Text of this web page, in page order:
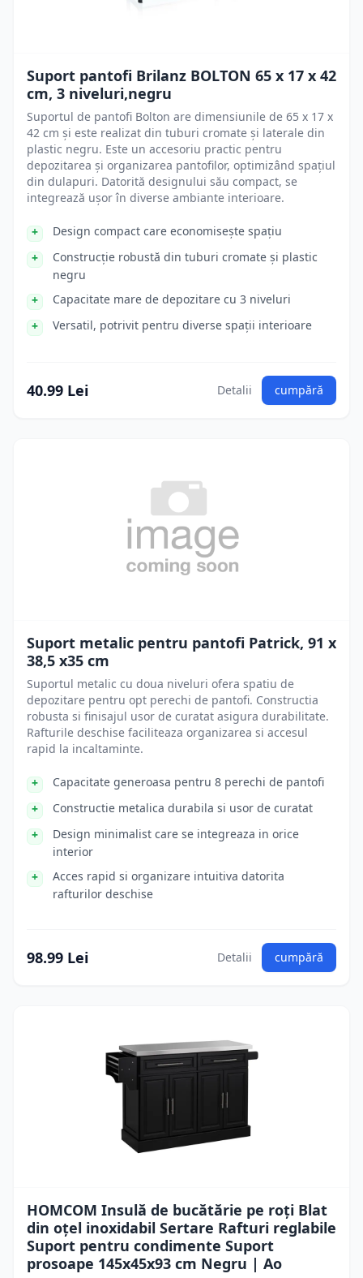
Suport pantofi Brilanz BOLTON 65 x 17 x 42
cm, 3 niveluri,negru
Suportul de pantofi Bolton are dimensiunile de 65 x 17 x
42 cm și este realizat din tuburi cromate și laterale din
plastic negru. Este un accesoriu practic pentru
depozitarea și organizarea pantofilor, optimizând spațiul
din dulapuri. Datorită designului său compact, se
integrează ușor în diverse ambiante interioare.
Design compact care economisește spațiu
Construcție robustă din tuburi cromate și plastic
negru
Capacitate mare de depozitare cu 3 niveluri
Versatil, potrivit pentru diverse spații interioare
40.99 Lei Detalii cumpără
Suport metalic pentru pantofi Patrick, 91 x
38,5 x35 cm
Suportul metalic cu doua niveluri ofera spatiu de
depozitare pentru opt perechi de pantofi. Constructia
robusta si finisajul usor de curatat asigura durabilitate.
Rafturile deschise faciliteaza organizarea si accesul
rapid la incaltaminte.
Capacitate generoasa pentru 8 perechi de pantofi
Constructie metalica durabila si usor de curatat
Design minimalist care se integreaza in orice
interior
Acces rapid si organizare intuitiva datorita
rafturilor deschise
98.99 Lei Detalii cumpără
HOMCOM Insulă de bucătărie pe roți Blat
din oțel inoxidabil Sertare Rafturi reglabile
Suport pentru condimente Suport
prosoape 145x45x93 cm Negru | Ao